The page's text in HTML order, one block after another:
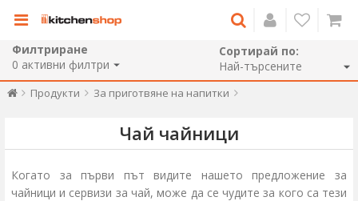
Филтриране
0 активни филтри
Сортирай по:
Продукти За приготвяне на напитки
Чай чайници
Когато за първи път видите нашето предложение за
чайници и сервизи за чай, може да се чудите за кого са тези